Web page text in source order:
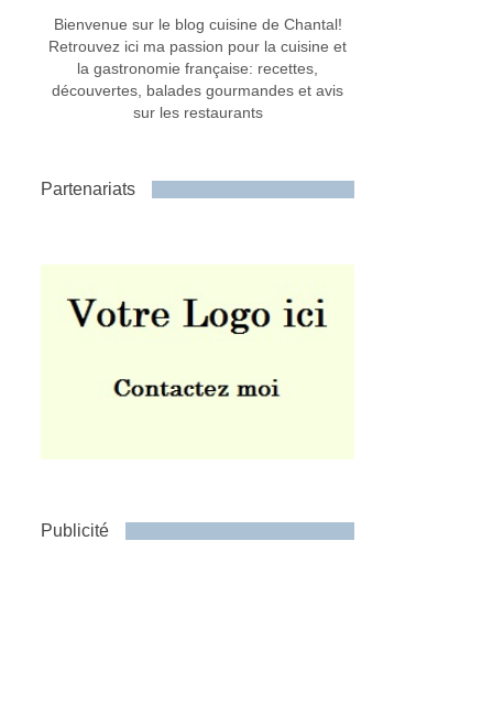
Bienvenue sur le blog cuisine de Chantal!
Retrouvez ici ma passion pour la cuisine et
la gastronomie française: recettes,
découvertes, balades gourmandes et avis
sur les restaurants
Partenariats
Publicité